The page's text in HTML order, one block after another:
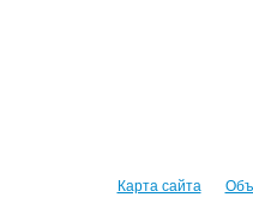
Карта сайта